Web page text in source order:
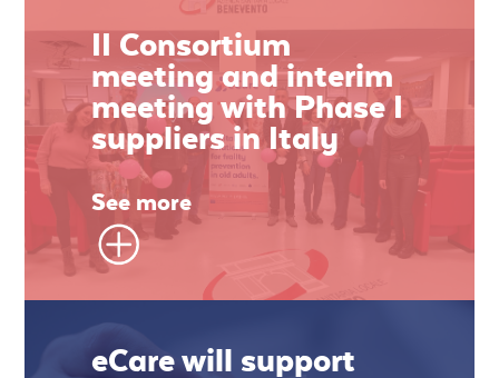
II Consortium
meeting and interim
meeting with Phase I
suppliers in Italy
See more
eCare will support